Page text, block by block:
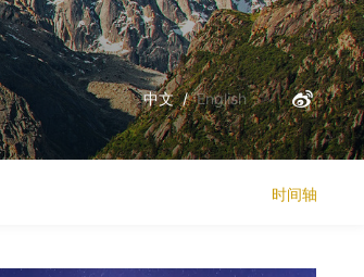
中文/English
时间轴